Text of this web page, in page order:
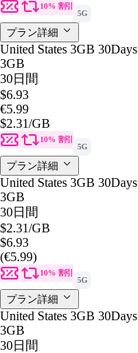
10% 割引
5G
プラン詳細
United States 3GB 30Days
3GB
30日間
$6.93
€5.99
$2.31/GB
10% 割引
5G
プラン詳細
United States 3GB 30Days
3GB
30日間
$2.31/GB
$6.93
(€5.99)
10% 割引
5G
プラン詳細
United States 3GB 30Days
3GB
30日間